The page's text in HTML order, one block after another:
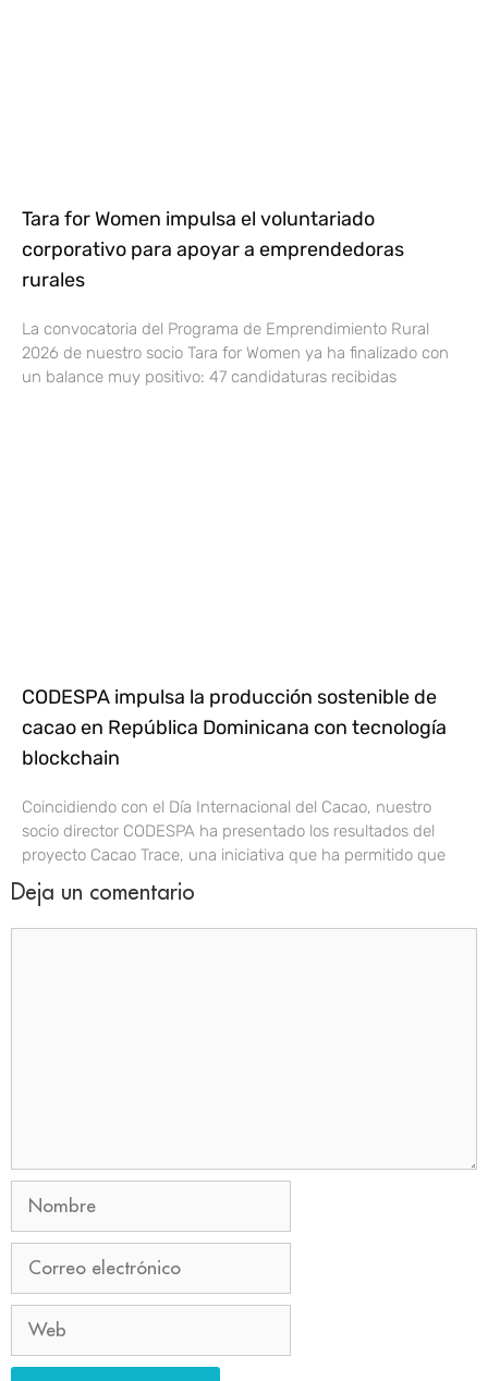
Tara for Women impulsa el voluntariado
corporativo para apoyar a emprendedoras
rurales
La convocatoria del Programa de Emprendimiento Rural
2026 de nuestro socio Tara for Women ya ha finalizado con
un balance muy positivo: 47 candidaturas recibidas
CODESPA impulsa la producción sostenible de
cacao en República Dominicana con tecnología
blockchain
Coincidiendo con el Día Internacional del Cacao, nuestro
socio director CODESPA ha presentado los resultados del
proyecto Cacao Trace, una iniciativa que ha permitido que
Deja un comentario